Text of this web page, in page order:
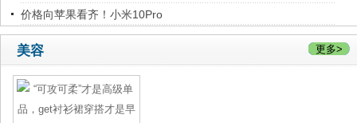
价格向苹果看齐！小米10Pro
美容 更多>